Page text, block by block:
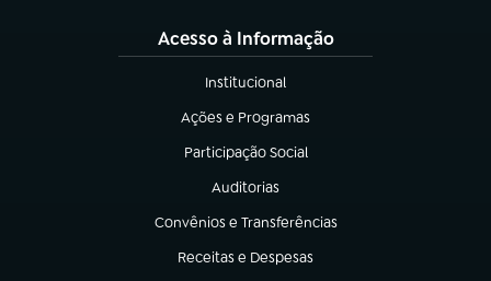
Acesso à Informação
Institucional
(abre em nova aba)
Ações e Programas
(abre em nova aba)
Participação Social
(abre em nova aba)
Auditorias
(abre em nova aba)
Convênios e Transferências
(abre em nova aba)
Receitas e Despesas
(abre em nova aba)